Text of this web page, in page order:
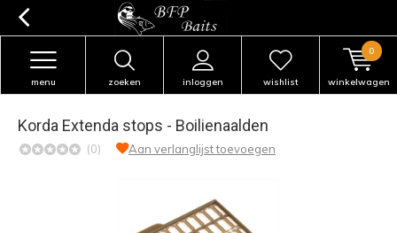
zoeken inloggen
menu wishlist winkelwagen
0
Korda Extenda stops - Boilienaalden
(0) Aan verlanglijst toevoegen